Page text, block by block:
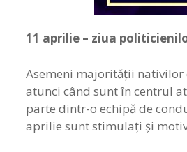
11 aprilie – ziua
Asemeni majorităţii nativilor
atunci când sunt în centrul
parte dintr-o echipă de
aprilie sunt stimulaţi şi